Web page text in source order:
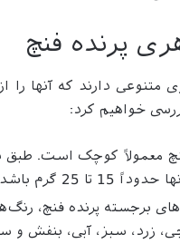
پرنده فنچ
متنوعی دارند که آنها را
خواهیم کرد:
برجسته پرنده فنچ،
زرد، سبز، آبی، بنفش و